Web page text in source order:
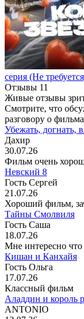
серия (Не
Отзывы 11
Живые отзывы
Смотрите, что
разговору о
Убежать, догнать,
Дахир
30.07.26
Фильм очень
Невский 8
Гость Сергей
21.07.26
Хороший фильм,
Тайны Смолвиля
Гость Саша
18.07.26
Мне интересно
Кишан и Канхайя
Гость Ольга
17.07.26
Классный фильм
Аладдин и король
ANTONIO